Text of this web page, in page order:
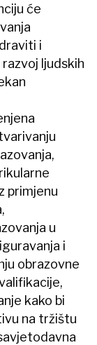
će
i
ljudskih
primjenu
u
i
obrazovne
kako bi
na tržištu